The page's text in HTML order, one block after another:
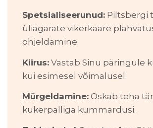
Spetsialiseerunud: Piltsbergi
üliagarate vikerkaare
ohjeldamine.
Kiirus: Vastab Sinu päringule
kui esimesel võimalusel.
Mürgeldamine: Oskab teha
kukerpalliga kummardusi.